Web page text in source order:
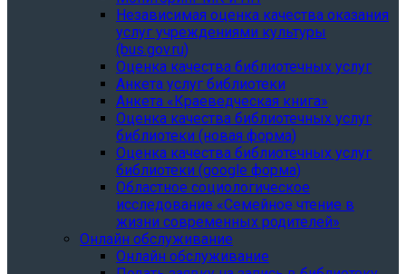
Независимая оценка качества оказания
услуг учреждениями культуры
(bus.gov.ru)
Оценка качества библиотечных услуг
Анкета услуг библиотеки
Анкета «Краеведческая книга»
Oценка качества библиотечных услуг
библиотеки (новая форма)
Oценка качества библиотечных услуг
библиотеки (google форма)
Областное социологическое
исследование «Семейное чтение в
жизни современных родителей»
Онлайн обслуживание
Онлайн обслуживание